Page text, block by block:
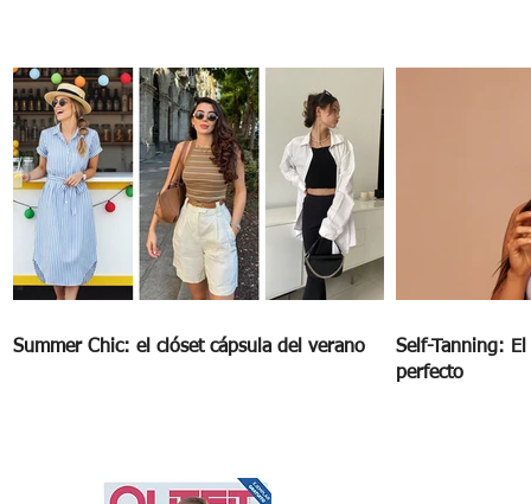
Summer Chic: el clóset cápsula del verano
Self-Tanning:
perfecto